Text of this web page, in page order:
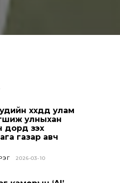
хүүхдүүд улам
улныхан
дорд үзэх
газар авч
2026-03-10